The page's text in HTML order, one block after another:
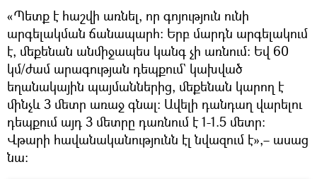
«Պետք է հաշվի առնել, որ գոյություն ունի
արգելակման ճանապարհ։ Երբ մարդն արգելակում
է, մեքենան անմիջապես կանգ չի առնում։ Եվ 60
կմ/ժամ արագության դեպքում` կախված
եղանակային պայմաններից, մեքենան կարող է
մինչև 3 մետր առաջ գնալ։ Ավելի դանդաղ վարելու
դեպքում այդ 3 մետրը դառնում է 1-1.5 մետր։
Վթարի հավանականությունն էլ նվազում է»,– ասաց
նա։